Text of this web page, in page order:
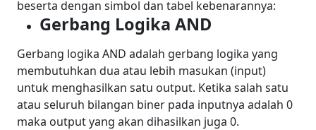
beserta dengan simbol dan tabel kebenarannya:
Gerbang Logika AND
Gerbang logika AND adalah gerbang logika yang
membutuhkan dua atau lebih masukan (input)
untuk menghasilkan satu output. Ketika salah satu
atau seluruh bilangan biner pada inputnya adalah 0
maka output yang akan dihasilkan juga 0.